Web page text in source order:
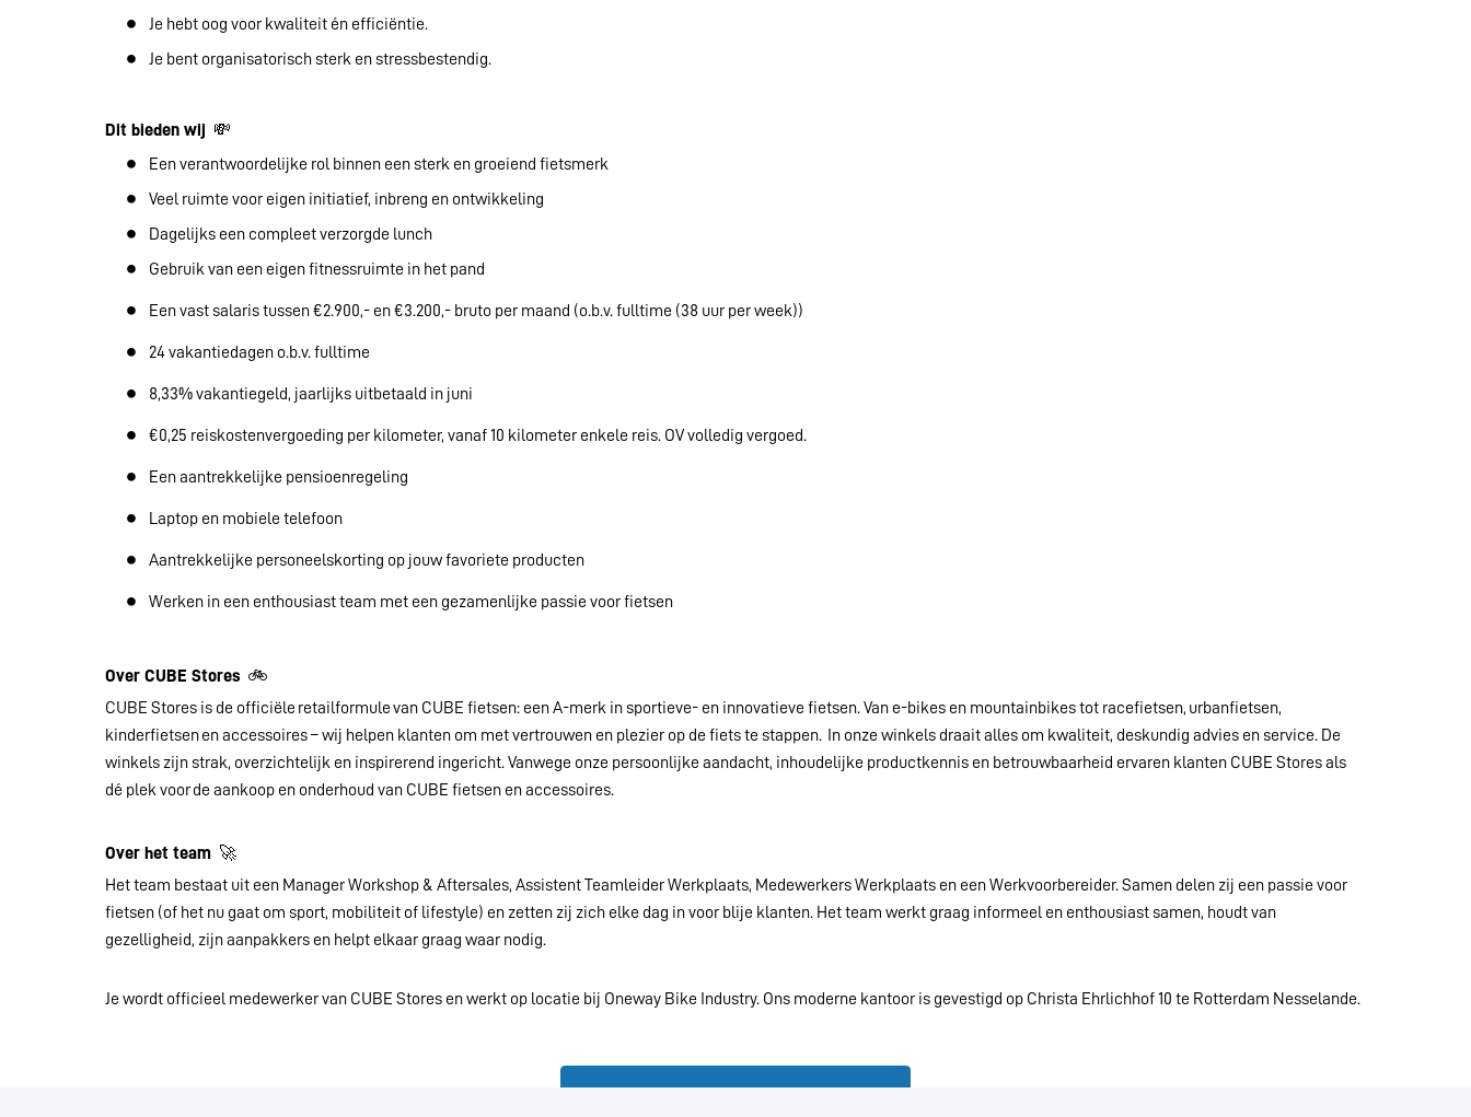
Je hebt oog voor kwaliteit én efficiëntie.
Je bent organisatorisch sterk en stressbestendig.
Dit bieden wij 💸
Een verantwoordelijke rol binnen een sterk en groeiend fietsmerk
Veel ruimte voor eigen initiatief, inbreng en ontwikkeling
Dagelijks een compleet verzorgde lunch
Gebruik van een eigen fitnessruimte in het pand
Een vast salaris tussen €2.900,- en €3.200,- bruto per maand (o.b.v. fulltime (38 uur per week))
24 vakantiedagen o.b.v. fulltime
8,33% vakantiegeld, jaarlijks uitbetaald in juni
€0,25 reiskostenvergoeding per kilometer, vanaf 10 kilometer enkele reis. OV volledig vergoed.
Een aantrekkelijke pensioenregeling
Laptop en mobiele telefoon
Aantrekkelijke personeelskorting op jouw favoriete producten
Werken in een enthousiast team met een gezamenlijke passie voor fietsen
Over CUBE Stores 🚲
CUBE Stores is de officiële retailformule van CUBE fietsen: een A-merk in sportieve- en innovatieve fietsen. Van e-bikes en mountainbikes tot racefietsen, urbanfietsen,
kinderfietsen en accessoires – wij helpen klanten om met vertrouwen en plezier op de fiets te stappen. In onze winkels draait alles om kwaliteit, deskundig advies en service. De
winkels zijn strak, overzichtelijk en inspirerend ingericht. Vanwege onze persoonlijke aandacht, inhoudelijke productkennis en betrouwbaarheid ervaren klanten CUBE Stores als
dé plek voor de aankoop en onderhoud van CUBE fietsen en accessoires.
Over het team 🚀
Het team bestaat uit een Manager Workshop & Aftersales, Assistent Teamleider Werkplaats, Medewerkers Werkplaats en een Werkvoorbereider. Samen delen zij een passie voor
fietsen (of het nu gaat om sport, mobiliteit of lifestyle) en zetten zij zich elke dag in voor blije klanten. Het team werkt graag informeel en enthousiast samen, houdt van
gezelligheid, zijn aanpakkers en helpt elkaar graag waar nodig.
Je wordt officieel medewerker van CUBE Stores en werkt op locatie bij Oneway Bike Industry. Ons moderne kantoor is gevestigd op Christa Ehrlichhof 10 te Rotterdam Nesselande.